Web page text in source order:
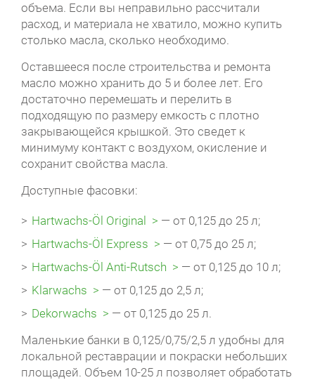
объема. Если вы неправильно рассчитали
расход, и материала не хватило, можно купить
столько масла, сколько необходимо.
Оставшееся после строительства и ремонта
масло можно хранить до 5 и более лет. Его
достаточно перемешать и перелить в
подходящую по размеру емкость с плотно
закрывающейся крышкой. Это сведет к
минимуму контакт с воздухом, окисление и
сохранит свойства масла.
Доступные фасовки:
Hartwachs-Öl Original
— от 0,125 до 25 л;
Hartwachs-Öl Express
— от 0,75 до 25 л;
Hartwachs-Öl Anti-Rutsch
— от 0,125 до 10 л;
Klarwachs
— от 0,125 до 2,5 л;
Dekorwachs
— от 0,125 до 25 л.
Маленькие банки в 0,125/0,75/2,5 л удобны для
локальной реставрации и покраски небольших
площадей. Объем 10-25 л позволяет обработать